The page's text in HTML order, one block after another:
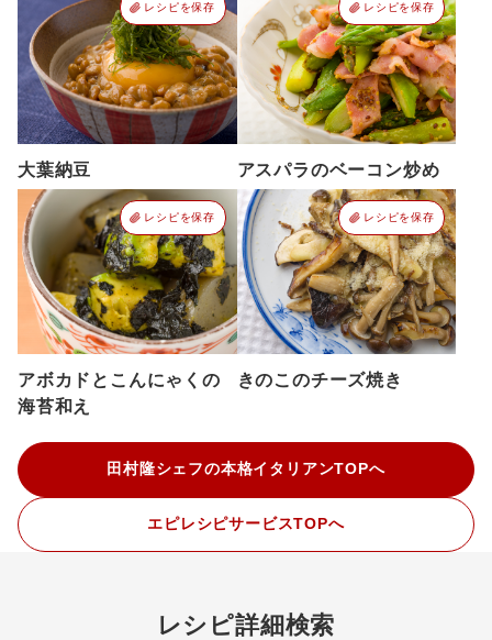
レシピを保存
大葉納豆
レシピを保存
アスパラのベーコン炒め
レシピを保存
アボカドとこんにゃくの
海苔和え
レシピを保存
きのこのチーズ焼き
田村隆シェフの本格イタリアンTOPへ
エピレシピサービスTOPへ
レシピ詳細検索